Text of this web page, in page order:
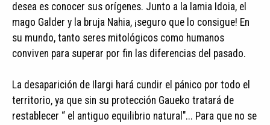
desea es conocer sus orígenes. Junto a la lamia Idoia, el
mago Galder y la bruja Nahia, ¡seguro que lo consigue! En
su mundo, tanto seres mitológicos como humanos
conviven para superar por fin las diferencias del pasado.
La desaparición de Ilargi hará cundir el pánico por todo el
territorio, ya que sin su protección Gaueko tratará de
restablecer “ el antiguo equilibrio natural"... Para que no se